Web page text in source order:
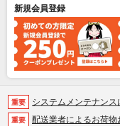
新規会員登録
重要 システムメンテナンス
重要 配送業者によるお荷物